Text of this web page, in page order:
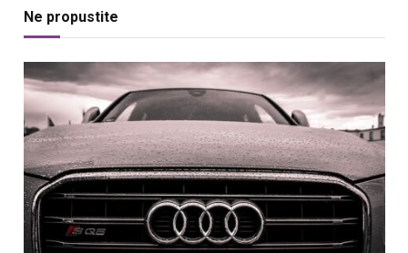
Ne propustite